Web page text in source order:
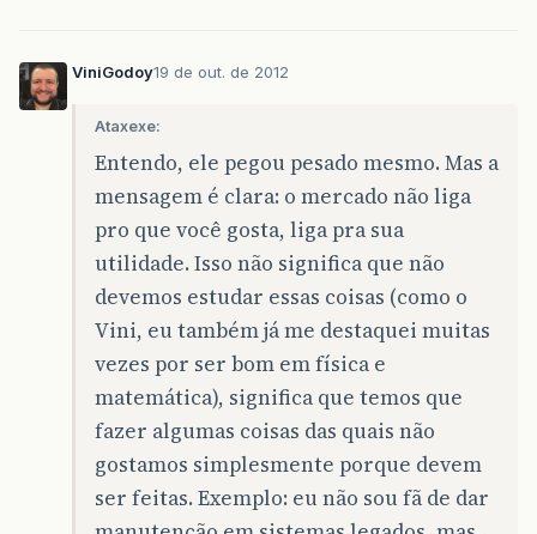
ViniGodoy19 de out. de 2012
Ataxexe:
Entendo, ele pegou pesado mesmo. Mas a
mensagem é clara: o mercado não liga
pro que você gosta, liga pra sua
utilidade. Isso não significa que não
devemos estudar essas coisas (como o
Vini, eu também já me destaquei muitas
vezes por ser bom em física e
matemática), significa que temos que
fazer algumas coisas das quais não
gostamos simplesmente porque devem
ser feitas. Exemplo: eu não sou fã de dar